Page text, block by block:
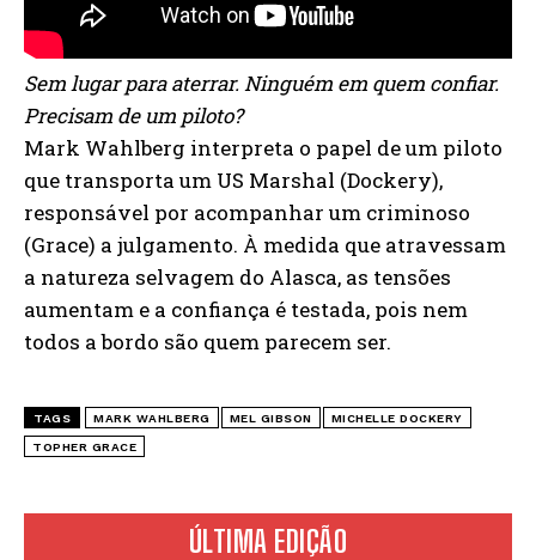
ÚLTIMA EDIÇÃO
Sem lugar para aterrar. Ninguém em quem confiar.
Precisam de um piloto?
Mark Wahlberg interpreta o papel de um piloto
que transporta um US Marshal (Dockery),
responsável por acompanhar um criminoso
(Grace) a julgamento. À medida que atravessam
a natureza selvagem do Alasca, as tensões
aumentam e a confiança é testada, pois nem
todos a bordo são quem parecem ser.
TAGS MARK WAHLBERG MEL GIBSON MICHELLE DOCKERY
TOPHER GRACE